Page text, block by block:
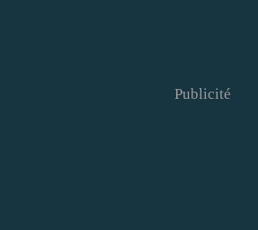
Publicité